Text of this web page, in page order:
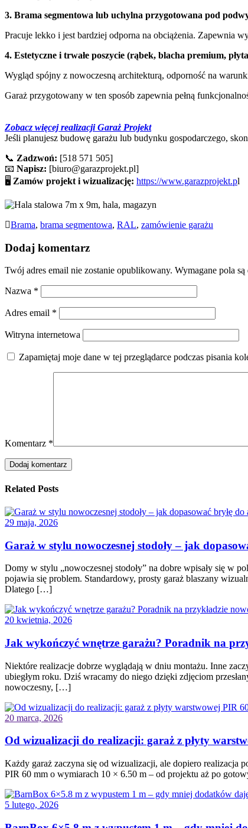
3. Brama segmentowa lub uchylna przygotowana pod
Pracuje lekko i jest bardziej odporna na obciążenia. Zapewnia
4. Estetyczne i trwałe poszycie (rąbek, blacha premium,
Wygląd spójny z nowoczesną architekturą, odporność na
Garaż przygotowany w ten sposób zapewnia pełną
Zobacz więcej realizacji Garaż Projekt
Jeśli planujesz budowę garażu lub budynku gospodarczego,
📞 Zadzwoń: [518 571 505]
📧 Napisz: [biuro@garazprojekt.pl]
🖥 Zamów projekt i wizualizację: https://www.garazprojekt.pl
Brama, brama segmentowa, RAL, zamówienie garażu
Dodaj komentarz
Twój adres email nie zostanie opublikowany. Wymagane pola są
Nazwa *
Adres email *
Witryna internetowa
Zapamiętaj moje dane w tej przeglądarce podczas pisania
Komentarz *
Related Posts
29 maja, 2026
Garaż w stylu nowoczesnej stodoły – jak
Domy w stylu „nowoczesnej stodoły” na dobre wpisały się w
pojawia się problem. Standardowy, prosty garaż blaszany
Dlatego […]
20 kwietnia, 2026
Jak wykończyć wnętrze garażu? Poradnik na
Niektóre realizacje dobrze wyglądają w dniu montażu. Inne
ubiegłym roku. Dziś wracamy do niego dzięki zdjęciom
nowoczesny, […]
20 marca, 2026
Od wizualizacji do realizacji: garaż z płyty
Każdy garaż zaczyna się od wizualizacji, ale dopiero realizacja
PIR 60 mm o wymiarach 10 × 6.50 m – od projektu aż po
5 lutego, 2026